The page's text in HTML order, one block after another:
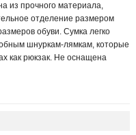
из прочного материала,
отделение размером
обуви. Сумка легко
шнуркам-лямкам, которые
как рюкзак. Не оснащена